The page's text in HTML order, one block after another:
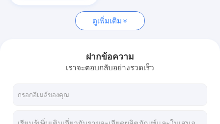
ดูเพิ่มเติม
ฝากข้อความ
เราจะตอบกลับอย่างรวดเร็ว